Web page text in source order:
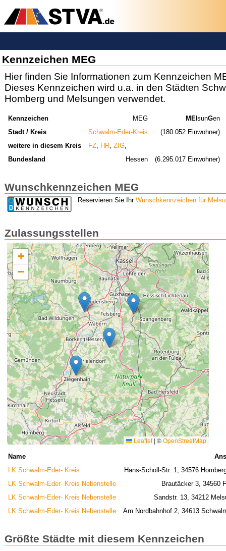
Kennzeichen MEG
Hier finden Sie Informationen zum Kennzeichen
Dieses Kennzeichen wird u.a. in den Städten
Homberg und Melsungen verwendet.
Kennzeichen MEG MElsunGen
Stadt / Kreis
Schwalm-Eder-Kreis
(180.052 Einwohner)
weitere in diesem Kreis
FZ, HR, ZIG,
Bundesland
Hessen (6.295.017 Einwohner)
Wunschkennzeichen MEG
Reservieren Sie Ihr Wunschkennzeichen für
Zulassungsstellen
+
−
Leaflet |©OpenStreetMap
Name
LK Schwalm-Eder- Kreis
Hans-Scholl-Str. 1, 34576
LK Schwalm-Eder- Kreis Nebenstelle
Brautäcker 3, 34560
LK Schwalm-Eder- Kreis Nebenstelle
Sandstr. 13, 34212
LK Schwalm-Eder- Kreis Nebenstelle
Am Nordbahnhof 2, 34613
Größte Städte mit diesem Kennzeichen